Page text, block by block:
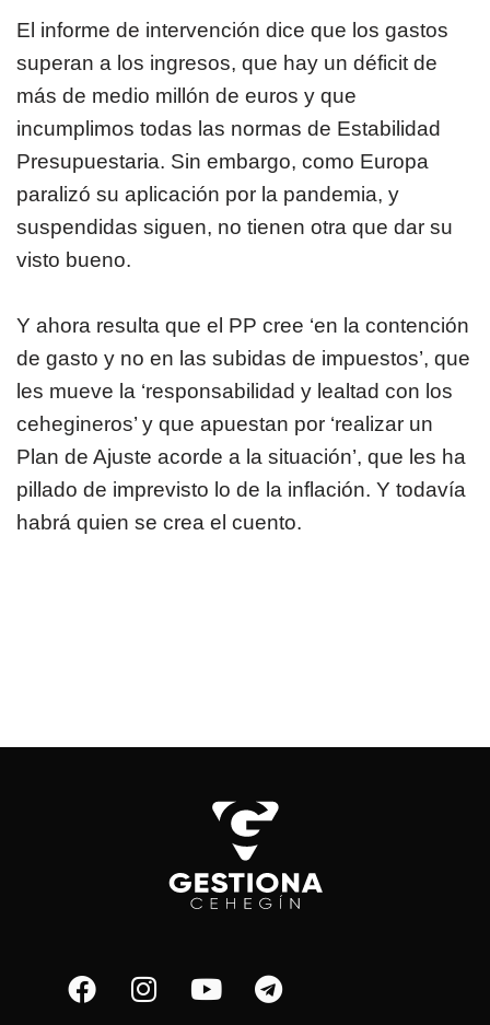
El informe de intervención dice que los gastos
superan a los ingresos, que hay un déficit de
más de medio millón de euros y que
incumplimos todas las normas de Estabilidad
Presupuestaria. Sin embargo, como Europa
paralizó su aplicación por la pandemia, y
suspendidas siguen, no tienen otra que dar su
visto bueno.
Y ahora resulta que el PP cree ‘en la contención
de gasto y no en las subidas de impuestos’, que
les mueve la ‘responsabilidad y lealtad con los
cehegineros’ y que apuestan por ‘realizar un
Plan de Ajuste acorde a la situación’, que les ha
pillado de imprevisto lo de la inflación. Y todavía
habrá quien se crea el cuento.